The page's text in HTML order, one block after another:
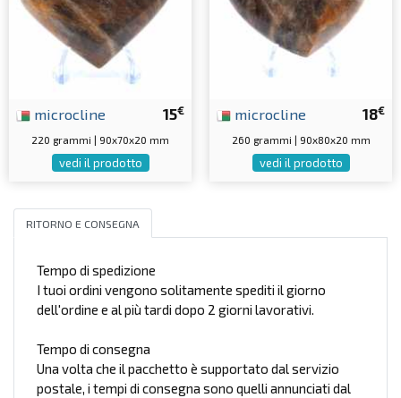
15€
microcline
220 grammi | 90x70x20 mm
vedi il prodotto
18€
microcline
260 grammi | 90x80x20 mm
vedi il prodotto
RITORNO E CONSEGNA
Tempo di spedizione
I tuoi ordini vengono solitamente spediti il giorno
dell'ordine e al più tardi dopo 2 giorni lavorativi.
Tempo di consegna
Una volta che il pacchetto è supportato dal servizio
postale, i tempi di consegna sono quelli annunciati dal